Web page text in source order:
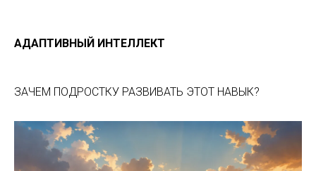
АДАПТИВНЫЙ ИНТЕЛЛЕКТ
ЗАЧЕМ ПОДРОСТКУ РАЗВИВАТЬ ЭТОТ НАВЫК?